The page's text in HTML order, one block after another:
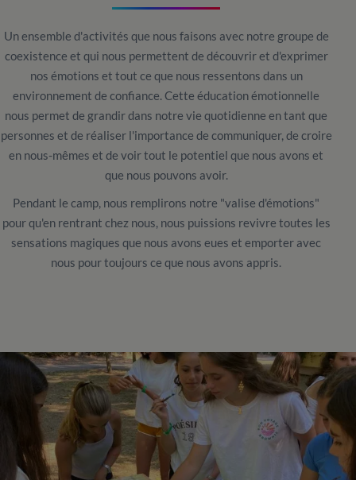
Un ensemble d'activités que nous faisons avec notre groupe de
coexistence et qui nous permettent de découvrir et d'exprimer
nos émotions et tout ce que nous ressentons dans un
environnement de confiance. Cette éducation émotionnelle
nous permet de grandir dans notre vie quotidienne en tant que
personnes et de réaliser l'importance de communiquer, de croire
en nous-mêmes et de voir tout le potentiel que nous avons et
que nous pouvons avoir.
Pendant le camp, nous remplirons notre "valise d'émotions"
pour qu'en rentrant chez nous, nous puissions revivre toutes les
sensations magiques que nous avons eues et emporter avec
nous pour toujours ce que nous avons appris.